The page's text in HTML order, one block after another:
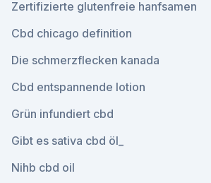
Zertifizierte glutenfreie hanfsamen
Cbd chicago definition
Die schmerzflecken kanada
Cbd entspannende lotion
Grün infundiert cbd
Gibt es sativa cbd öl_
Nihb cbd oil